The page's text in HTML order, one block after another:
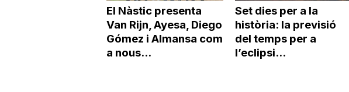
El Nàstic presenta
Van Rijn, Ayesa, Diego
Gómez i Almansa com
a nous...
Set dies per a la
història: la previsió
del temps per a
l’eclipsi...